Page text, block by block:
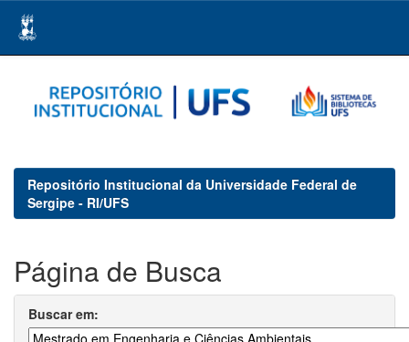
navigation
Repositório Institucional da Universidade Federal de
Sergipe - RI/UFS
Página de Busca
Buscar em: